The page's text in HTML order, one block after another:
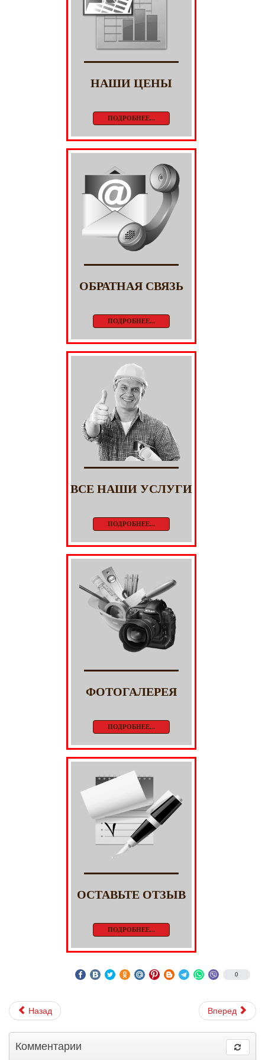
НАШИ ЦЕНЫ
ПОДРОБНЕЕ...
ОБРАТНАЯ СВЯЗЬ
ПОДРОБНЕЕ...
ВСЕ НАШИ УСЛУГИ
ПОДРОБНЕЕ...
ФОТОГАЛЕРЕЯ
ПОДРОБНЕЕ...
ОСТАВЬТЕ ОТЗЫВ
ПОДРОБНЕЕ...
0
Назад Вперед
Комментарии